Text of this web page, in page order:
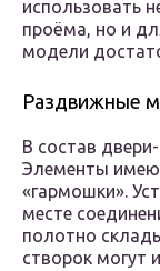
использовать
проёма, но и
модели
Раздвижные
В состав
Элементы
«гармошки».
месте
полотно
створок могут